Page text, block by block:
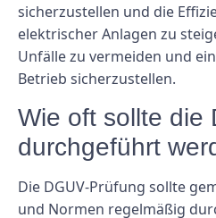
sicherzustellen und die
elektrischer Anlagen zu
Unfälle zu vermeiden und
Betrieb sicherzustellen.
Wie oft sollte die
durchgeführt
Die DGUV-Prüfung sollte
und Normen regelmäßig